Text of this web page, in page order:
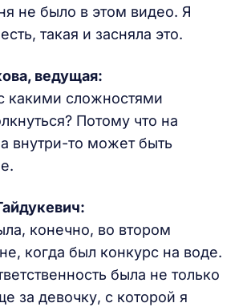
не было в этом видео. Я
такая и засняла это.
ведущая:
какими сложностями
Потому что на
внутри-то может быть
конечно, во втором
когда был конкурс на воде.
была не только
за девочку, с которой я